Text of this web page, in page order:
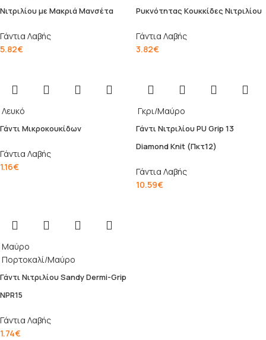
Νιτριλίου με Μακριά Μανσέτα
Γάντια Λαβής
5.82€
Pυκνότητας Kουκκίδες Nιτριλίου
Γάντια Λαβής
3.82€
Λευκό
Γάντι Μικροκουκίδων
Γάντια Λαβής
1.16€
Γκρι/Μαύρο
Γάντι Νιτριλίου PU Grip 13
Diamond Knit (Πκτ12)
Γάντια Λαβής
10.59€
Μαύρο
Πορτοκαλί/Μαύρο
Γάντι Νιτριλίου Sandy Dermi-Grip
NPR15
Γάντια Λαβής
1.74€